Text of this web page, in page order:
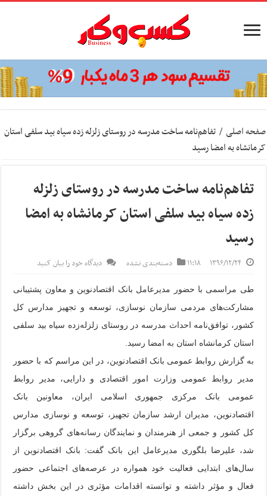
صفحه اصلی / تفاهم‌نامه ساخت مدرسه در روستای زلزله زده سیاه بید سلفی استان
کرمانشاه به امضا رسید
تفاهم‌نامه ساخت مدرسه در روستای زلزله
زده سیاه بید سلفی استان کرمانشاه به امضا
رسید
۱۳۹۶/۱۲/۲۴ ۱۱:۱۸ دسته‌بندی نشده دیدگاه خود را بیان کنید
طی مراسمی با حضور مدیرعامل بانک اقتصادنوین و معاون پشتیبانی
مشارکت‌های مردمی سازمان نوسازی، توسعه و تجهیز مدارس کل
کشور، توافق‌نامه احداث مدرسه در روستای زلزله‌زده سیاه بید سلفی
استان کرمانشاه استان به امضا رسید.
به گزارش روابط عمومی بانک اقتصادنوین، در این مراسم که با حضور
مدیر روابط عمومی وزارت امور اقتصادی و دارایی، مدیر روابط
عمومی بانک مرکزی جمهوری اسلامی ایران، معاونین بانک
اقتصادنوین، مدیران ارشد سازمان تجهیز، توسعه و نوسازی مدارس
کل کشور و جمعی از هنرمندان و نمایندگان رسانه‌های گروهی برگزار
شد، علیرضا بلگوری مدیرعامل این بانک گفت: بانک اقتصادنوین از
سال‌های ابتدایی فعالیت خود همواره در عرصه‌های اجتماعی حضور
فعال و مؤثر داشته و توانسته اقدامات مؤثری در این بخش داشته